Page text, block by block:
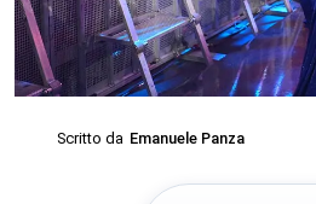
Scritto da Emanuele Panza